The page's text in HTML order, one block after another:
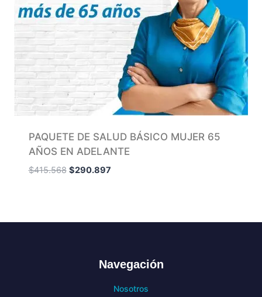
PAQUETE DE SALUD BÁSICO MUJER 65
AÑOS EN ADELANTE
$415.568 $290.897
Navegación
Nosotros